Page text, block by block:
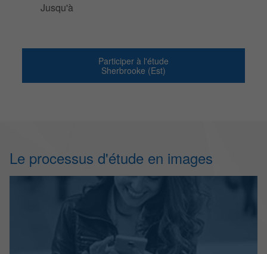
Jusqu'à
Participer à l'étude
Sherbrooke (Est)
Le processus d'étude en images